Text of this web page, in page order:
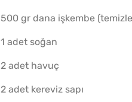
500 gr dana işkembe
1 adet soğan
2 adet havuç
2 adet kereviz sapı